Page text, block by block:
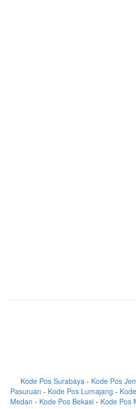
Kode Pos Surabaya - Kode Pos
Pasuruan - Kode Pos Lumajang -
Medan - Kode Pos Bekasi - Kode Pos